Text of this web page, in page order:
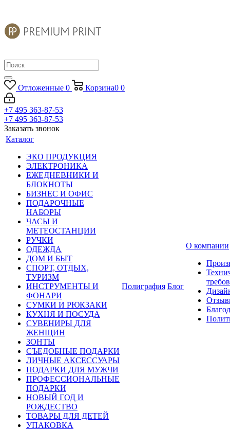
Отложенные 0 Корзина0 0
+7 495 363-87-53
+7 495 363-87-53
Заказать звонок
Каталог
ЭКО ПРОДУКЦИЯ
ЭЛЕКТРОНИКА
ЕЖЕДНЕВНИКИ И
БЛОКНОТЫ
БИЗНЕС И ОФИС
ПОДАРОЧНЫЕ
НАБОРЫ
ЧАСЫ И
МЕТЕОСТАНЦИИ
РУЧКИ
ОДЕЖДА
ДОМ И БЫТ
СПОРТ, ОТДЫХ,
ТУРИЗМ
ИНСТРУМЕНТЫ И
ФОНАРИ
СУМКИ И РЮКЗАКИ
КУХНЯ И ПОСУДА
СУВЕНИРЫ ДЛЯ
ЖЕНЩИН
ЗОНТЫ
СЪЕДОБНЫЕ ПОДАРКИ
ЛИЧНЫЕ АКСЕССУАРЫ
ПОДАРКИ ДЛЯ МУЖЧИ
ПРОФЕССИОНАЛЬНЫЕ
ПОДАРКИ
НОВЫЙ ГОД И
РОЖДЕСТВО
ТОВАРЫ ДЛЯ ДЕТЕЙ
УПАКОВКА
Полиграфия Блог
О компании